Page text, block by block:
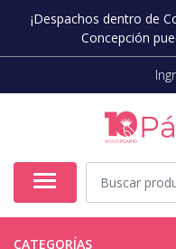
¡Despachos dentro de
Concepción
CATEGORÍAS